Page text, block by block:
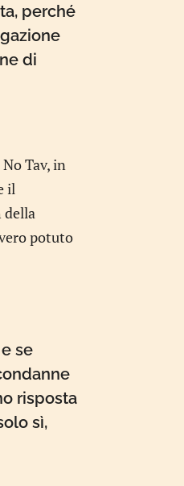
perché
di
Tav, in
il
della
potuto
se
risposta
sì,